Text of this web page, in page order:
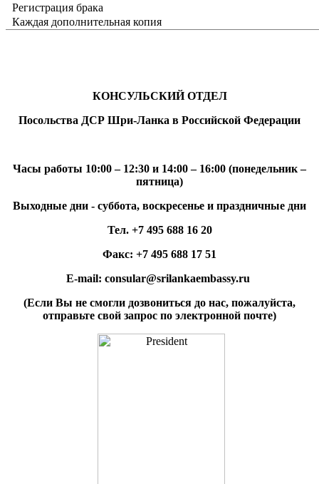
Регистрация брака
Каждая дополнительная копия
КОНСУЛЬСКИЙ ОТДЕЛ
Посольства ДСР Шри-Ланка в Российской Федерации
Часы работы 10:00 – 12:30 и 14:00 – 16:00 (понедельник –
пятница)
Выходные дни - суббота, воскресенье и праздничные дни
Тел. +7 495 688 16 20
Факс: +7 495 688 17 51
E-mail: consular@srilankaembassy.ru
(Если Вы не смогли дозвониться до нас, пожалуйста,
отправьте свой запрос по электронной почте)